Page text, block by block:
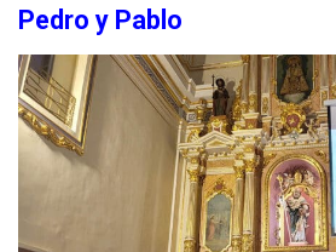
Pedro y Pablo